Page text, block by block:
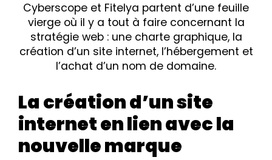
Cyberscope et Fitelya partent d’une feuille
vierge où il y a tout à faire concernant la
stratégie web : une charte graphique, la
création d’un site internet, l’hébergement et
l’achat d’un nom de domaine.
La création d’un site
internet en lien avec la
nouvelle marque